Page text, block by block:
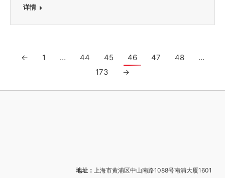
详情
← 1 … 44 45 46 47 48
…
173
→
地址： 上海市黄浦区中山南路1088号南浦大厦1601